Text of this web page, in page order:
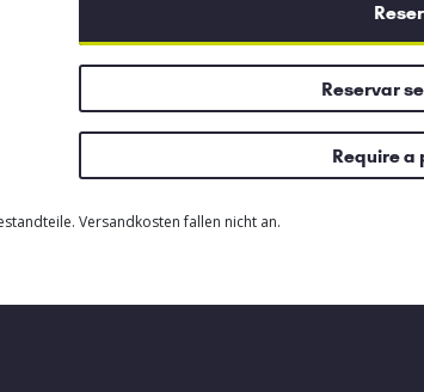
Reservar
Require a
Versandkosten fallen nicht an.